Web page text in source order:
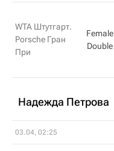
WTA Штутгарт.
Porsche Гран
При
Female
Double
Надежда Петрова
03.04, 02:25